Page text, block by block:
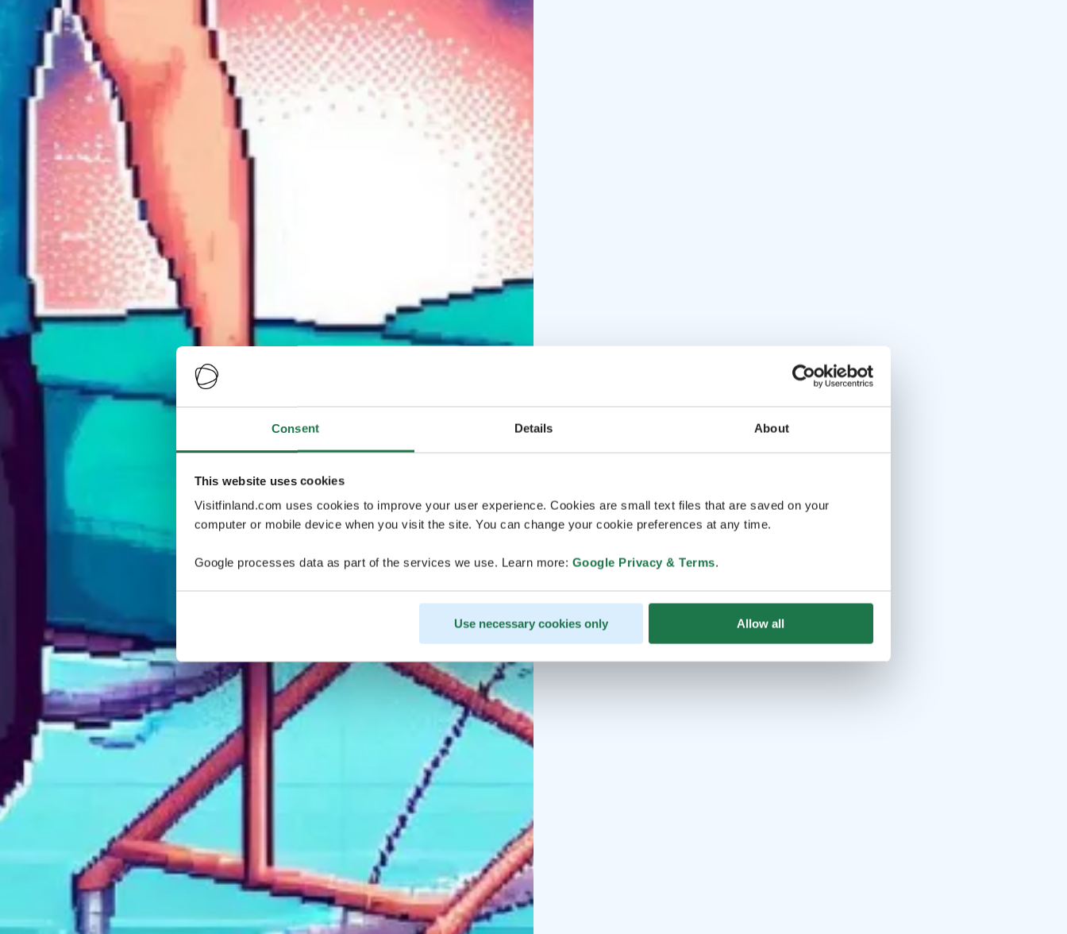
Consent Details About
This website uses cookies
Visitfinland.com uses cookies to improve your user experience. Cookies are small text files that are saved on your
computer or mobile device when you visit the site. You can change your cookie preferences at any time.
Google processes data as part of the services we use. Learn more: Google Privacy & Terms.
Use necessary cookies only Allow all